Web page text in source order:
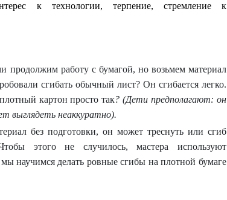
к технологии, терпение, стремление к
продолжим работу с бумагой, но возьмем материал
сгибать обычный лист? Он сгибается легко.
картон просто так? (Дети предполагают: он
выглядеть неаккуратно).
без подготовки, он может треснуть или сгиб
этого не случилось, мастера используют
научимся делать ровные сгибы на плотной бумаге